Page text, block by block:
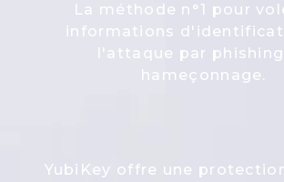
La méthode n°1 pour
informations
l'attaque par
hameçonnage.
YubiKey offre une